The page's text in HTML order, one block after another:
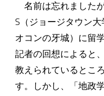
名前は忘れました
S（ジョージタウン
オコンの牙城）に留
記者の回想によると
教えられているとこ
す。しかし、「地政